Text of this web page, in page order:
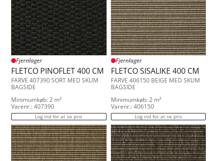
Fjernlager
FLETCO PINOFLET 400 CM
FARVE 407390 SORT MED SKUM
BAGSIDE
Minimumkøb: 2 m²
Varenr.: 407390
Log ind for at se pris
Fjernlager
FLETCO SISALIKE 400 CM
FARVE 406150 BEIGE MED SKUM
BAGSIDE
Minimumkøb: 2 m²
Varenr.: 406150
Log ind for at se pris